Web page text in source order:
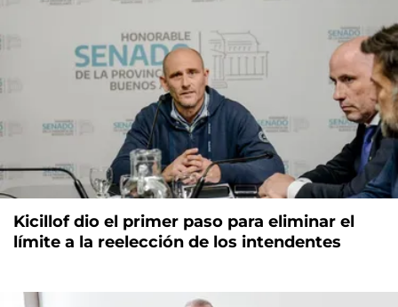
Kicillof dio el primer paso para eliminar el
límite a la reelección de los intendentes